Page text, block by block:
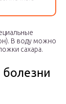
В воду можно
сахара.